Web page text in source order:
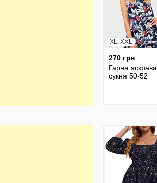
XL, XXL
270 грн
Гарна яскрава
сукня 50-52